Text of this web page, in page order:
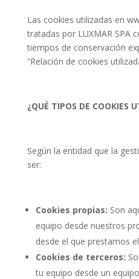
Las cookies utilizadas en
tratadas por LUXMAR SPA
tiempos de conservación
“Relación de cookies
¿QUÉ TIPOS DE COOKIES
Según la entidad que la
ser:
Cookies propias: Son
equipo desde nuestros
desde el que prestamos
Cookies de terceros:
tu equipo desde un